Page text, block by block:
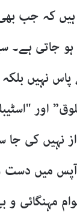
کہ جب
ہو جاتی ہے۔
نہیں
اور
نہیں کی
میں دست
مہنگائی